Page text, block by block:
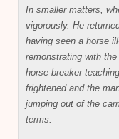
In smaller matters,
vigorously. He
having seen a horse
remonstrating with
horse-breaker
frightened and the
jumping out of the
terms.